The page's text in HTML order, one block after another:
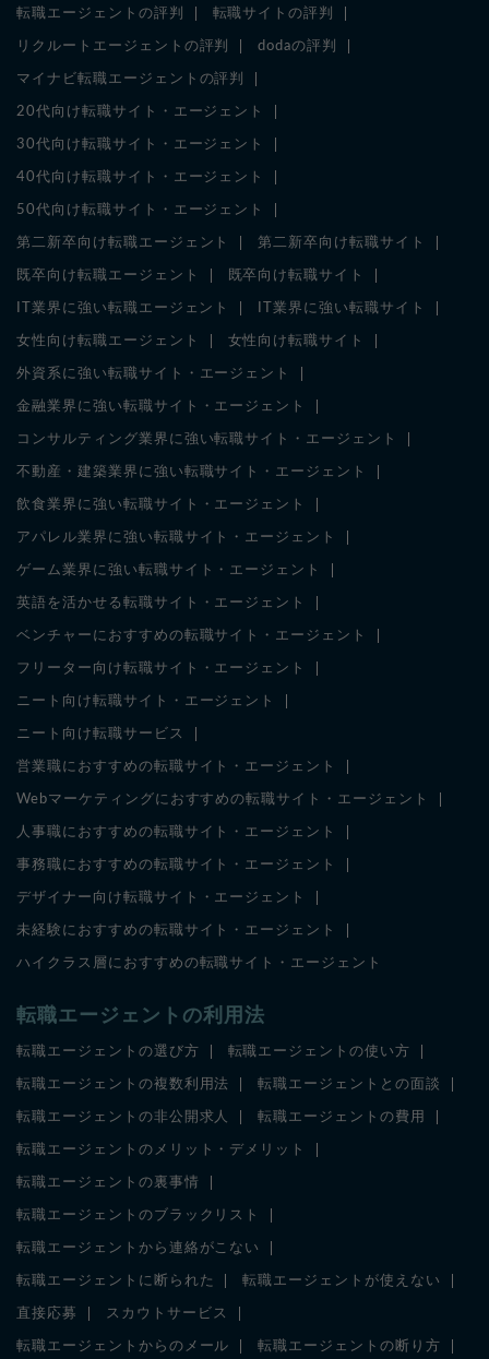
転職エージェントの評判 転職サイトの評判
リクルートエージェントの評判 dodaの評判
マイナビ転職エージェントの評判
20代向け転職サイト・エージェント
30代向け転職サイト・エージェント
40代向け転職サイト・エージェント
50代向け転職サイト・エージェント
第二新卒向け転職エージェント 第二新卒向け転職サイト
既卒向け転職エージェント 既卒向け転職サイト
IT業界に強い転職エージェント IT業界に強い転職サイト
女性向け転職エージェント 女性向け転職サイト
外資系に強い転職サイト・エージェント
金融業界に強い転職サイト・エージェント
コンサルティング業界に強い転職サイト・エージェント
不動産・建築業界に強い転職サイト・エージェント
飲食業界に強い転職サイト・エージェント
アパレル業界に強い転職サイト・エージェント
ゲーム業界に強い転職サイト・エージェント
英語を活かせる転職サイト・エージェント
ベンチャーにおすすめの転職サイト・エージェント
フリーター向け転職サイト・エージェント
ニート向け転職サイト・エージェント
ニート向け転職サービス
営業職におすすめの転職サイト・エージェント
Webマーケティングにおすすめの転職サイト・エージェント
人事職におすすめの転職サイト・エージェント
事務職におすすめの転職サイト・エージェント
デザイナー向け転職サイト・エージェント
未経験におすすめの転職サイト・エージェント
ハイクラス層におすすめの転職サイト・エージェント
転職エージェントの利用法
転職エージェントの選び方 転職エージェントの使い方
転職エージェントの複数利用法 転職エージェントとの面談
転職エージェントの非公開求人 転職エージェントの費用
転職エージェントのメリット・デメリット
転職エージェントの裏事情
転職エージェントのブラックリスト
転職エージェントから連絡がこない
転職エージェントに断られた 転職エージェントが使えない
直接応募 スカウトサービス
転職エージェントからのメール 転職エージェントの断り方